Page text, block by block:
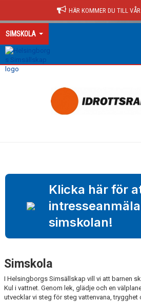
HÄR KOMMER DU TILL
SIMSKOLA
HEM
Klicka här för
simskolan!
Simskola
I Helsingborgs Simsällskap vill vi att barnen
Kul i vattnet. Genom lek, glädje och en
utvecklar vi steg för steg vattenvana, trygghet